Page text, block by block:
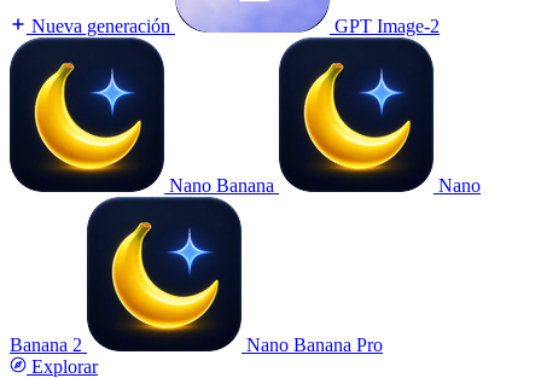
Nueva generación GPT Image-2
Nano Banana Nano
Banana 2
Nano Banana Pro
Explorar